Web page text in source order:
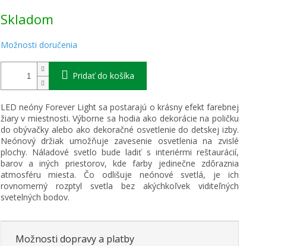
cena:
Skladom
Možnosti doručenia
Pridať do košíka
LED neóny Forever Light sa postarajú o krásny efekt farebnej
žiary v miestnosti. Výborne sa hodia ako dekorácie na poličku
do obývačky alebo ako dekoračné osvetlenie do detskej izby.
Neónový držiak umožňuje zavesenie osvetlenia na zvislé
plochy. Náladové svetlo bude ladiť s interiérmi reštaurácií,
barov a iných priestorov, kde farby jedinečne zdôraznia
atmosféru miesta. Čo odlišuje neónové svetlá, je ich
rovnomerný rozptyl svetla bez akýchkoľvek viditeľných
svetelných bodov.
Možnosti dopravy a platby